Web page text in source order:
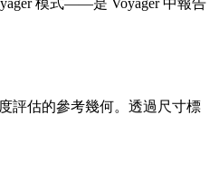
模式——是 Voyager 中報告
評估的參考幾何。透過尺寸標